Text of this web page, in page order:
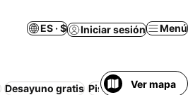
ES · $ Iniciar sesión Menú
Desayuno gratis Piscina Ver mapa